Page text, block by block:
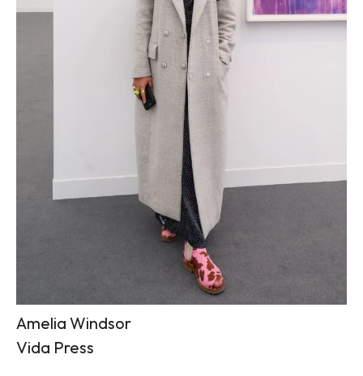
Amelia Windsor
Vida Press